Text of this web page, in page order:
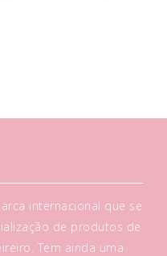
internacional que se
de produtos de
Tem ainda uma